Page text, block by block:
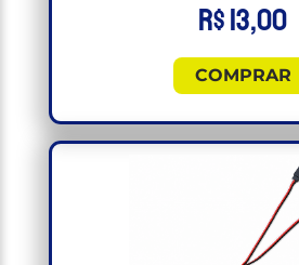
R$13,00
COMPRAR